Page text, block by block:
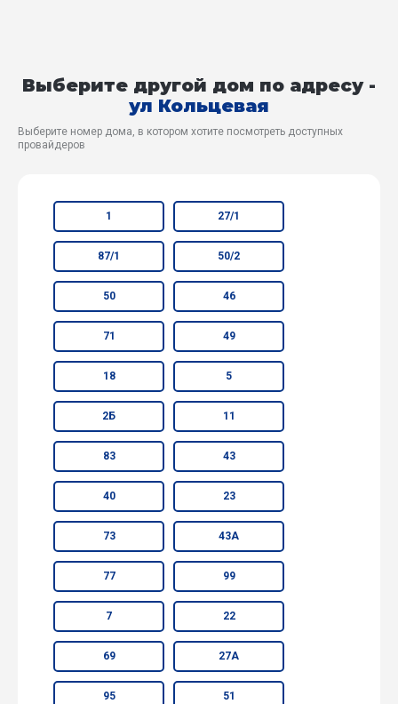
Выберите другой дом по адресу -
ул Кольцевая
Выберите номер дома, в котором хотите посмотреть доступных
провайдеров
1 27/1
87/1 50/2
50 46
71 49
18 5
2Б 11
83 43
40 23
73 43А
77 99
7 22
69 27А
95 51